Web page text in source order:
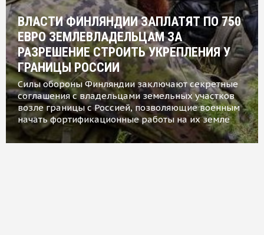
ВЛАСТИ ФИНЛЯНДИИ ЗАПЛАТЯТ ПО 750
ЕВРО ЗЕМЛЕВЛАДЕЛЬЦАМ ЗА
РАЗРЕШЕНИЕ СТРОИТЬ УКРЕПЛЕНИЯ У
ГРАНИЦЫ РОССИИ
Силы обороны Финляндии заключают секретные
соглашения с владельцами земельных участков
возле границы с Россией, позволяющие военным
начать фортификационные работы на их земле